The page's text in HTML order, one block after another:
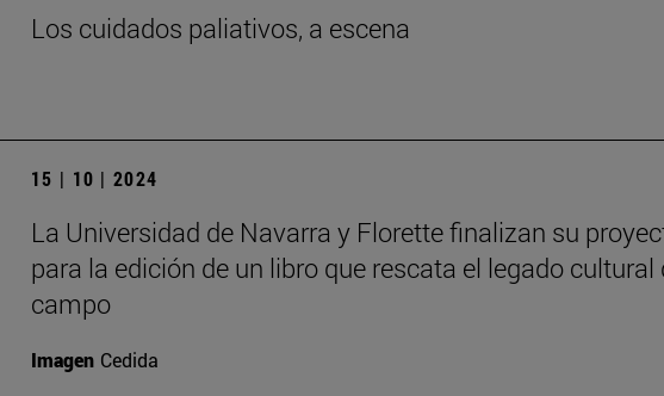
Los cuidados paliativos, a escena
15 | 10 | 2024
La Universidad de Navarra y Florette finalizan su
para la edición de un libro que rescata el legado cultural
campo
Imagen Cedida